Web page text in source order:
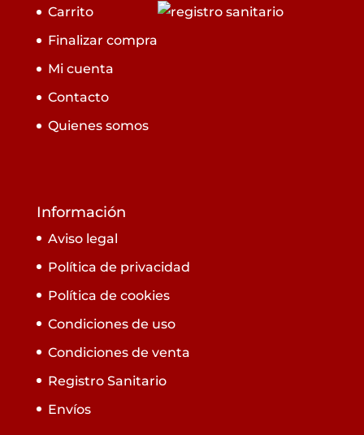
Carrito
Finalizar compra
Mi cuenta
Contacto
Quienes somos
Información
Aviso legal
Política de privacidad
Política de cookies
Condiciones de uso
Condiciones de venta
Registro Sanitario
Envíos